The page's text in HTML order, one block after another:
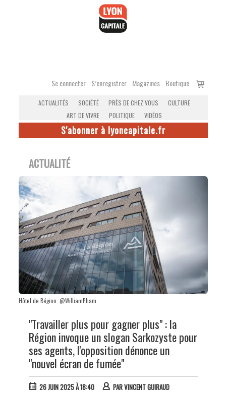
Se connecter S’enregistrer Magazines Boutique
Voir
ACTUALITÉS SOCIÉTÉ PRÈS DE CHEZ VOUS
CULTURE
ART DE VIVRE
POLITIQUE VIDÉOS
S'abonner à lyoncapitale.fr
ACTUALITÉ
Hôtel de Région. @WilliamPham
"Travailler plus pour gagner plus" : la
Région invoque un slogan Sarkozyste pour
ses agents, l'opposition dénonce un
"nouvel écran de fumée"
26 JUIN 2025 À 18:40 PARVINCENT GUIRAUD